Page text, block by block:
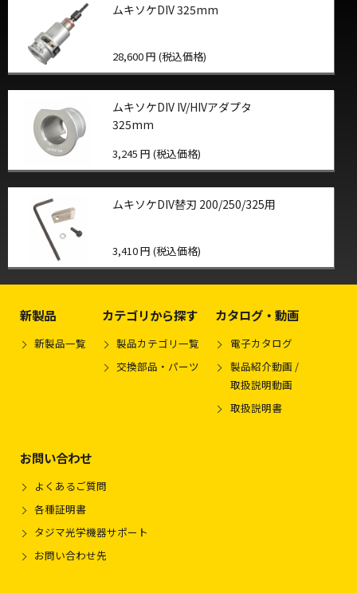
ムキソケDIV 325mm
28,600 円 (税込価格)
ムキソケDIV IV/HIVアダプタ
325mm
3,245 円 (税込価格)
ムキソケDIV替刃 200/250/325用
3,410 円 (税込価格)
新製品
新製品一覧
カテゴリから探す
製品カテゴリ一覧
交換部品・パーツ
カタログ・動画
電子カタログ
製品紹介動画 /
取扱説明動画
取扱説明書
お問い合わせ
よくあるご質問
各種証明書
タジマ光学機器サポート
お問い合わせ先